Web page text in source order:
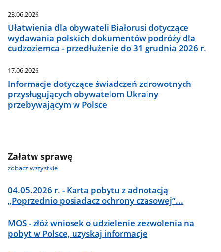
23.06.2026
Ułatwienia dla obywateli Białorusi dotyczące
wydawania polskich dokumentów podróży dla
cudzoziemca - przedłużenie do 31 grudnia 2026 r.
17.06.2026
Informacje dotyczące świadczeń zdrowotnych
przysługujących obywatelom Ukrainy
przebywającym w Polsce
Załatw sprawę
zobacz wszystkie
04.05.2026 r. - Karta pobytu z adnotacją
„Poprzednio posiadacz ochrony czasowej”...
MOS - złóż wniosek o udzielenie zezwolenia na
pobyt w Polsce, uzyskaj informacje